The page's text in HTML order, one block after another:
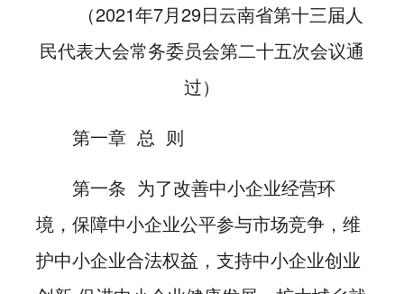
（2021年7月29日云南省第十三届人
民代表大会常务委员会第二十五次会议通
过）
第一章 总 则
第一条 为了改善中小企业经营环
境，保障中小企业公平参与市场竞争，维
护中小企业合法权益，支持中小企业创业